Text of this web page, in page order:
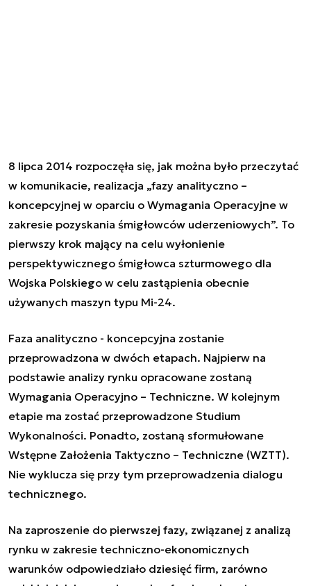
8 lipca 2014 rozpoczęła się, jak można było przeczytać
w komunikacie, realizacja „fazy analityczno –
koncepcyjnej w oparciu o Wymagania Operacyjne w
zakresie pozyskania śmigłowców uderzeniowych”. To
pierwszy krok mający na celu wyłonienie
perspektywicznego śmigłowca szturmowego dla
Wojska Polskiego w celu zastąpienia obecnie
używanych maszyn typu Mi-24.
Faza analityczno - koncepcyjna zostanie
przeprowadzona w dwóch etapach. Najpierw na
podstawie analizy rynku opracowane zostaną
Wymagania Operacyjno – Techniczne. W kolejnym
etapie ma zostać przeprowadzone Studium
Wykonalności. Ponadto, zostaną sformułowane
Wstępne Założenia Taktyczno – Techniczne (WZTT).
Nie wyklucza się przy tym przeprowadzenia dialogu
technicznego.
Na zaproszenie do pierwszej fazy, związanej z analizą
rynku w zakresie techniczno-ekonomicznych
warunków odpowiedziało dziesięć firm, zarówno